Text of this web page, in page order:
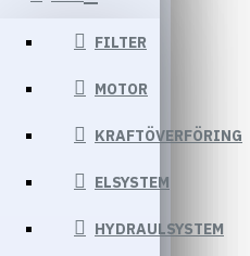
FILTER
MOTOR
KRAFTÖVERFÖRING
ELSYSTEM
HYDRAULSYSTEM